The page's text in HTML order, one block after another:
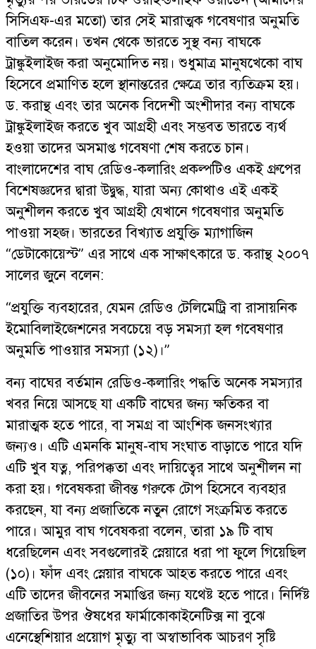
সিসিএফ-এর মতো) তার সেই মারাত্মক গবেষণার অনুমতি
বাতিল করেন। তখন থেকে ভারতে সুস্থ বন্য বাঘকে
ট্রাঙ্কুইলাইজ করা অনুমোদিত নয়। শুধুমাত্র মানুষখেকো বাঘ
হিসেবে প্রমাণিত হলে স্থানান্তরের ক্ষেত্রে তার ব্যতিক্রম হয়।
ড. করান্থ এবং তার অনেক বিদেশী অংশীদার বন্য বাঘকে
ট্রাঙ্কুইলাইজ করতে খুব আগ্রহী এবং সম্ভবত ভারতে ব্যর্থ
হওয়া তাদের অসমাপ্ত গবেষণা শেষ করতে চান।
বাংলাদেশের বাঘ রেডিও-কলারিং প্রকল্পটিও একই গ্রুপের
বিশেষজ্ঞদের দ্বারা উদ্বুদ্ধ, যারা অন্য কোথাও এই একই
অনুশীলন করতে খুব আগ্রহী যেখানে গবেষণার অনুমতি
পাওয়া সহজ। ভারতের বিখ্যাত প্রযুক্তি ম্যাগাজিন
“ডেটাকোয়েস্ট” এর সাথে এক সাক্ষাৎকারে ড. করান্থ ২০০৭
সালের জুনে বলেন:
“প্রযুক্তি ব্যবহারের, যেমন রেডিও টেলিমেট্রি বা রাসায়নিক
ইমোবিলাইজেশনের সবচেয়ে বড় সমস্যা হল গবেষণার
অনুমতি পাওয়ার সমস্যা (১২)।”
বন্য বাঘের বর্তমান রেডিও-কলারিং পদ্ধতি অনেক সমস্যার
খবর নিয়ে আসছে যা একটি বাঘের জন্য ক্ষতিকর বা
মারাত্মক হতে পারে, বা সমগ্র বা আংশিক জনসংখ্যার
জন্যও। এটি এমনকি মানুষ-বাঘ সংঘাত বাড়াতে পারে যদি
এটি খুব যত্ন, পরিপক্কতা এবং দায়িত্বের সাথে অনুশীলন না
করা হয়। গবেষকরা জীবন্ত গরুকে টোপ হিসেবে ব্যবহার
করছেন, যা বন্য প্রজাতিকে নতুন রোগে সংক্রমিত করতে
পারে। আমুর বাঘ গবেষকরা বলেন, তারা ১৯ টি বাঘ
ধরেছিলেন এবং সবগুলোরই স্নেয়ারে ধরা পা ফুলে গিয়েছিল
(১০)। ফাঁদ এবং স্নেয়ার বাঘকে আহত করতে পারে এবং
এটি তাদের জীবনের সমাপ্তির জন্য যথেষ্ট হতে পারে। নির্দিষ্ট
প্রজাতির উপর ঔষধের ফার্মাকোকাইনেটিক্স না বুঝে
এনেস্থেশিয়ার প্রয়োগ মৃত্যু বা অস্বাভাবিক আচরণ সৃষ্টি